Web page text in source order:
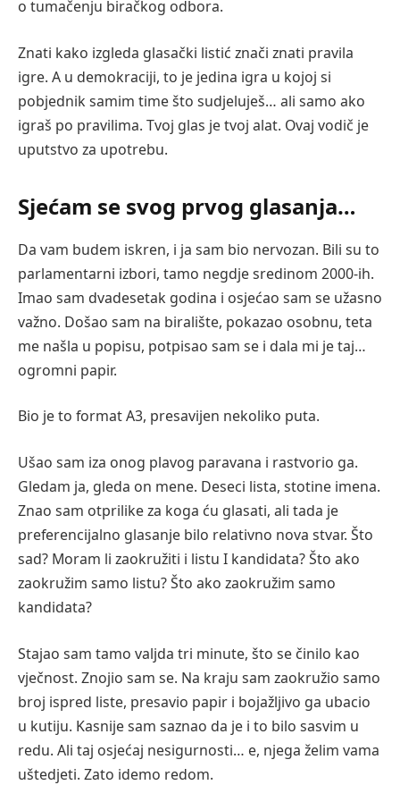
o tumačenju biračkog odbora.
Znati kako izgleda glasački listić znači znati pravila
igre. A u demokraciji, to je jedina igra u kojoj si
pobjednik samim time što sudjeluješ… ali samo ako
igraš po pravilima. Tvoj glas je tvoj alat. Ovaj vodič je
uputstvo za upotrebu.
Sjećam se svog prvog glasanja…
Da vam budem iskren, i ja sam bio nervozan. Bili su to
parlamentarni izbori, tamo negdje sredinom 2000-ih.
Imao sam dvadesetak godina i osjećao sam se užasno
važno. Došao sam na biralište, pokazao osobnu, teta
me našla u popisu, potpisao sam se i dala mi je taj…
ogromni papir.
Bio je to format A3, presavijen nekoliko puta.
Ušao sam iza onog plavog paravana i rastvorio ga.
Gledam ja, gleda on mene. Deseci lista, stotine imena.
Znao sam otprilike za koga ću glasati, ali tada je
preferencijalno glasanje bilo relativno nova stvar. Što
sad? Moram li zaokružiti i listu I kandidata? Što ako
zaokružim samo listu? Što ako zaokružim samo
kandidata?
Stajao sam tamo valjda tri minute, što se činilo kao
vječnost. Znojio sam se. Na kraju sam zaokružio samo
broj ispred liste, presavio papir i bojažljivo ga ubacio
u kutiju. Kasnije sam saznao da je i to bilo sasvim u
redu. Ali taj osjećaj nesigurnosti… e, njega želim vama
uštedjeti. Zato idemo redom.